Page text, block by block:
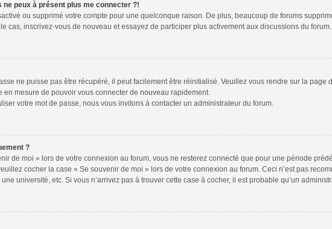
peux à présent plus me connecter ?!
ou supprimé votre compte pour une quelconque raison. De plus, beaucoup de forums
cas, inscrivez-vous de nouveau et essayez de participer plus activement aux discussions du forum.
ne puisse pas être récupéré, il peut facilement être réinitialisé. Veuillez vous rendre sur la page
en mesure de pouvoir vous connecter de nouveau rapidement.
votre mot de passe, nous vous invitons à contacter un administrateur du forum.
?
de moi » lors de votre connexion au forum, vous ne resterez connecté que pour une période
cocher la case « Se souvenir de moi » lors de votre connexion au forum. Ceci n’est pas
université, etc. Si vous n’arrivez pas à trouver cette case à cocher, il est probable qu’un